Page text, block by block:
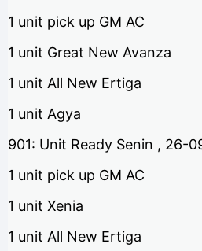
1 unit pick up GM AC
1 unit Great New Avanza
1 unit All New Ertiga
1 unit Agya
901: Unit Ready Senin , 26-
1 unit pick up GM AC
1 unit Xenia
1 unit All New Ertiga